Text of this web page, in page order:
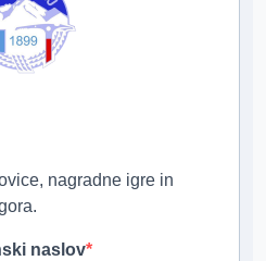
nagradne igre in
naslov